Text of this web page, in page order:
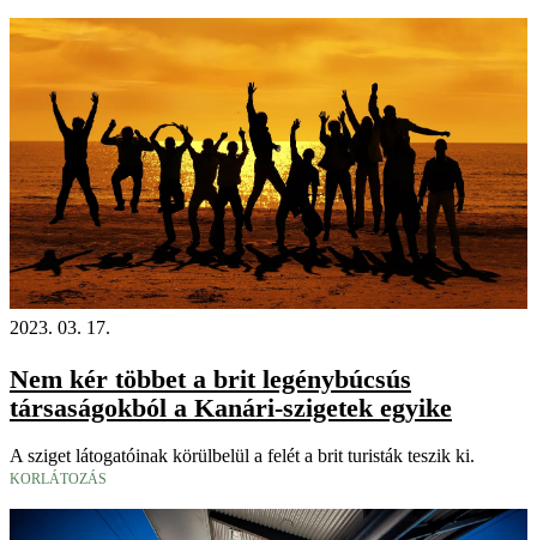
2023. 03. 17.
Nem kér többet a brit legénybúcsús
társaságokból a Kanári-szigetek egyike
A sziget látogatóinak körülbelül a felét a brit turisták teszik ki.
KORLÁTOZÁS